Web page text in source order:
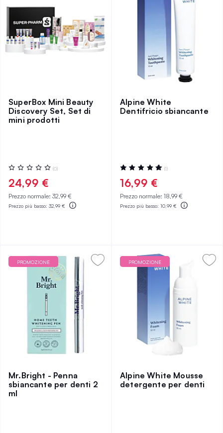
SuperBox Mini Beauty
Discovery Set, Set di
mini prodotti
Valutazione:
0%
(0)
24,99 €
Prezzo normale: 32,99 €
Prezzo più basso: 32,99 €
Alpine White
Dentifricio sbiancante
Valutazione:
100%
(1)
16,99 €
Prezzo normale: 18,99 €
Prezzo più basso: 10,99 €
PROMOZIONE
Mr.Bright - Penna
sbiancante per denti 2
ml
PROMOZIONE
Alpine White Mousse
detergente per denti